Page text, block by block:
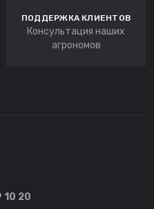
ПОДДЕРЖКА КЛИЕНТОВ
Консультация наших
агрономов
10 20